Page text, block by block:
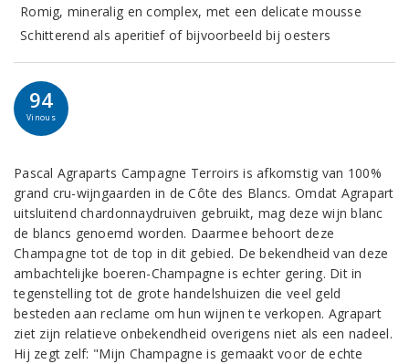
Romig, mineralig en complex, met een delicate mousse
Schitterend als aperitief of bijvoorbeeld bij oesters
94
Vinous
Pascal Agraparts Campagne Terroirs is afkomstig van 100%
grand cru-wijngaarden in de Côte des Blancs. Omdat Agrapart
uitsluitend chardonnaydruiven gebruikt, mag deze wijn blanc
de blancs genoemd worden. Daarmee behoort deze
Champagne tot de top in dit gebied. De bekendheid van deze
ambachtelijke boeren-Champagne is echter gering. Dit in
tegenstelling tot de grote handelshuizen die veel geld
besteden aan reclame om hun wijnen te verkopen. Agrapart
ziet zijn relatieve onbekendheid overigens niet als een nadeel.
Hij zegt zelf: "Mijn Champagne is gemaakt voor de echte